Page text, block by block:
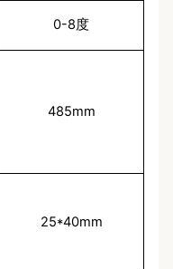
0-8度
485mm
25*40mm